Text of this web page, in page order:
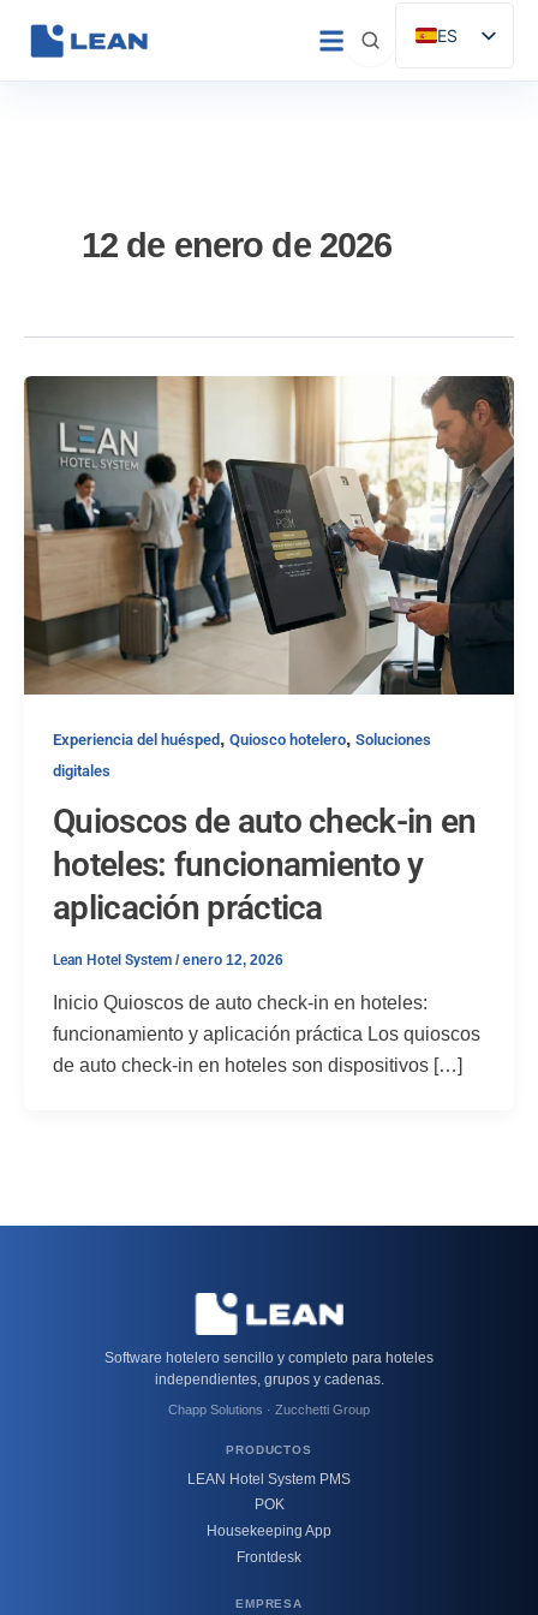
ES
EN
12 de enero de 2026
Experiencia del huésped, Quiosco hotelero, Soluciones
digitales
Quioscos de auto check-in en
hoteles: funcionamiento y
aplicación práctica
Lean Hotel System /enero 12, 2026
Inicio Quioscos de auto check-in en hoteles:
funcionamiento y aplicación práctica Los quioscos
de auto check-in en hoteles son dispositivos […]
Software hotelero sencillo y completo para hoteles
independientes, grupos y cadenas.
Chapp Solutions · Zucchetti Group
PRODUCTOS
LEAN Hotel System PMS
POK
Housekeeping App
Frontdesk
EMPRESA